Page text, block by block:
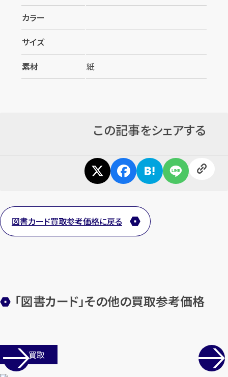
カンタン無料
最短1分！今すぐ査定金額をお伝えいた
します
カラー
サイズ
素材
紙
この記事をシェアする
図書カード買取参考価格に戻る
「図書カード」その他の買取参考価格
店舗買取